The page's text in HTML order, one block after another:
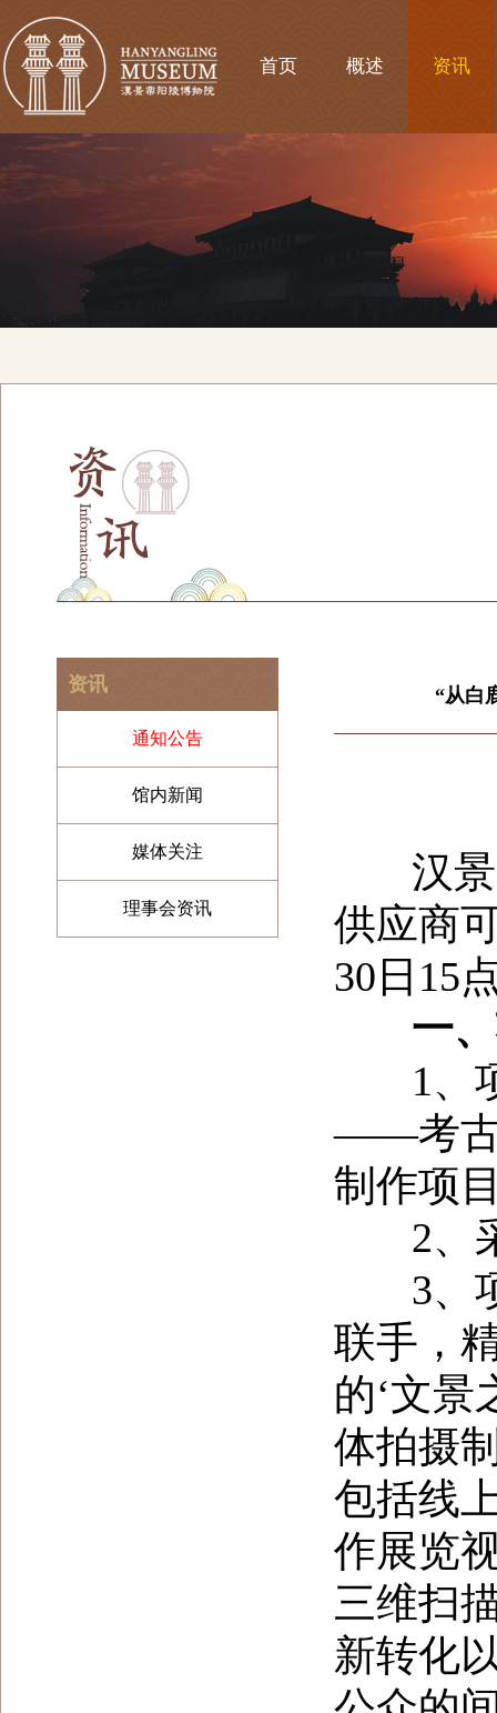
首页 概述 资讯
资讯
通知公告
馆内新闻
媒体关注
理事会资讯
“从白
汉景
供应商
30 日 15
一、
1、
——考古
制作项
2、
3、
联手，
的‘文景
体拍摄
包括线
作展览
三维扫
新转化